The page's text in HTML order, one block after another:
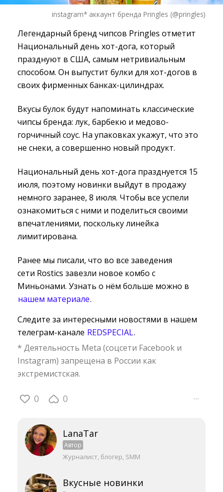
instagram* аккаунт бренда Pringles (@pringles)
Легендарный бренд чипсов Pringles отметит
Национальный день хот-дога, который
празднуют в США, самым нетривиальным
способом. Он выпустит булки для хот-догов в
своих фирменных банках-цилиндрах.
Вкусы булок будут напоминать классические
чипсы бренда: лук, барбекю и медово-
горчичный соус. На упаковках укажут, что это
не снеки, а совершенно новый продукт.
Национальный день хот-дога празднуется 15
июля, поэтому новинки выйдут в продажу
немного заранее, 8 июля. Чтобы все успели
ознакомиться с ними и поделиться своими
впечатлениями, поскольку линейка
лимитирована.
Ранее мы писали, что во все заведения
сети Rostics завезли новое комбо с
Миньонами. Узнать о нём больше можно в
нашем материале.
Следите за интересными новостями в нашем
телеграм-канале REDSPECIAL.
* Деятельность Meta (соцсети Facebook и
Instagram) запрещена в России как
экстремистская.
0 0 ···
LanaTar
Автор
Журналист, блогер, SMM
Вкусные новинки